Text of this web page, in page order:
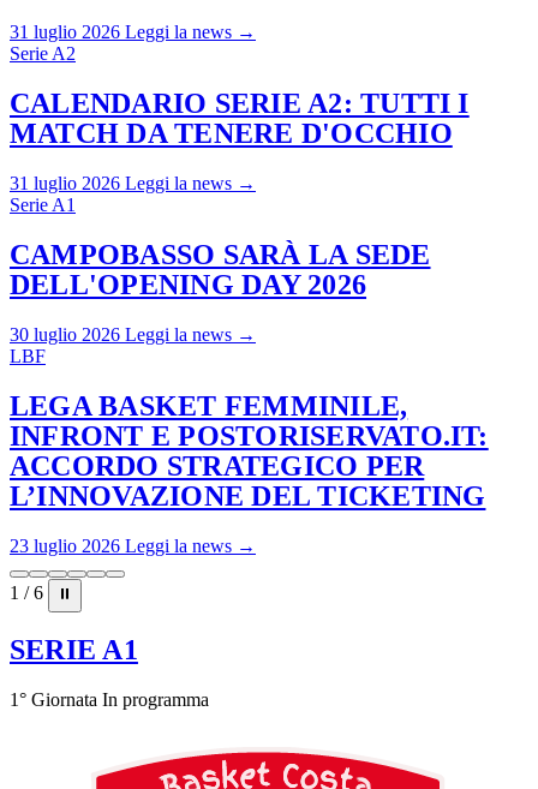
31 luglio 2026 Leggi la news →
Serie A2
CALENDARIO SERIE A2: TUTTI I
MATCH DA TENERE D'OCCHIO
31 luglio 2026 Leggi la news →
Serie A1
CAMPOBASSO SARÀ LA SEDE
DELL'OPENING DAY 2026
30 luglio 2026 Leggi la news →
LBF
LEGA BASKET FEMMINILE,
INFRONT E POSTORISERVATO.IT:
ACCORDO STRATEGICO PER
L’INNOVAZIONE DEL TICKETING
23 luglio 2026 Leggi la news →
1 / 6 ⏸
SERIE A1
1° Giornata In programma